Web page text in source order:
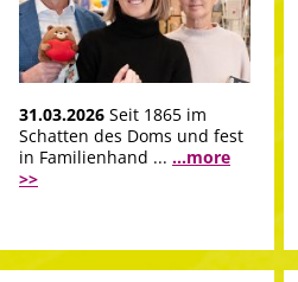
31.03.2026 Seit 1865 im
Schatten des Doms und fest
in Familienhand ... ...more
>>